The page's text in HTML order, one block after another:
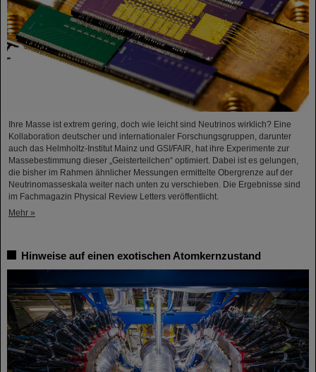
Ihre Masse ist extrem gering, doch wie leicht sind Neutrinos wirklich? Eine
Kollaboration deutscher und internationaler Forschungsgruppen, darunter
auch das Helmholtz-Institut Mainz und GSI/FAIR, hat ihre Experimente zur
Massebestimmung dieser „Geisterteilchen“ optimiert. Dabei ist es gelungen,
die bisher im Rahmen ähnlicher Messungen ermittelte Obergrenze auf der
Neutrinomasseskala weiter nach unten zu verschieben. Die Ergebnisse sind
im Fachmagazin Physical Review Letters veröffentlicht.
Mehr »
Hinweise auf einen exotischen Atomkernzustand